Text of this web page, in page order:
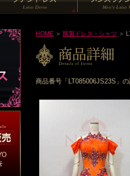
HOME ＞ 既製ドレス・シャツ ＞
商品番号「LT085006JS23S」